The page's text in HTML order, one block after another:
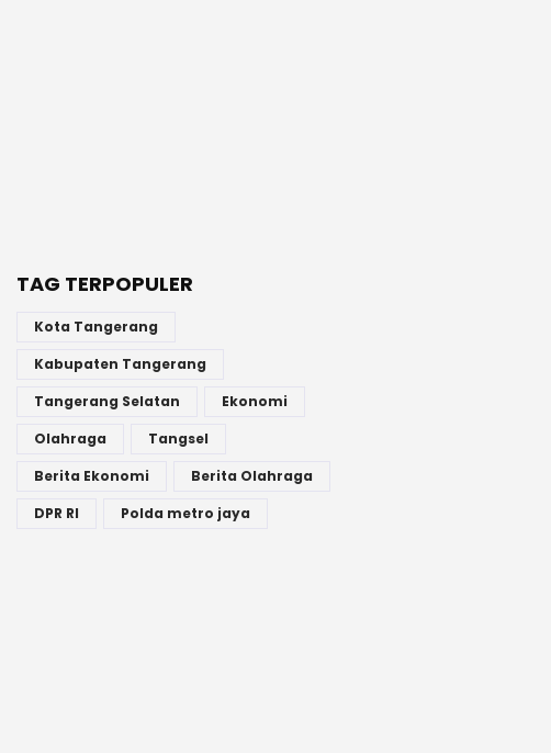
TAG TERPOPULER
Kota Tangerang
Kabupaten Tangerang
Tangerang Selatan
Ekonomi
Olahraga
Tangsel
Berita Ekonomi
Berita Olahraga
DPR RI
Polda metro jaya